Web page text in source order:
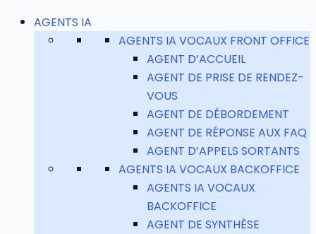
AGENTS IA
AGENTS IA VOCAUX FRONT OFFICE
AGENT D’ACCUEIL
AGENT DE PRISE DE RENDEZ-
VOUS
AGENT DE DÉBORDEMENT
AGENT DE RÉPONSE AUX FAQ
AGENT D’APPELS SORTANTS
AGENTS IA VOCAUX BACKOFFICE
AGENTS IA VOCAUX
BACKOFFICE
AGENT DE SYNTHÈSE